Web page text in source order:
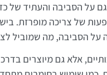
על הסביבה והעתיד של
של צריכה מופרזת.
על הסביבה, מה שמוביל
אלא גם מיוצרים